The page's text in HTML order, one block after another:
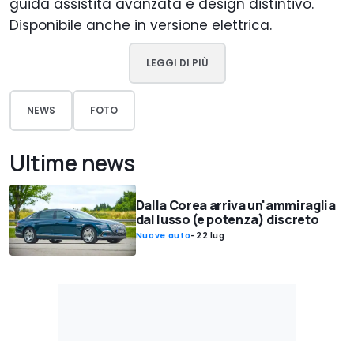
guida assistita avanzata e design distintivo.
Disponibile anche in versione elettrica.
LEGGI DI PIÙ
NEWS FOTO
Ultime news
Dalla Corea arriva un'ammiraglia
dal lusso (e potenza) discreto
Nuove auto- 22 lug